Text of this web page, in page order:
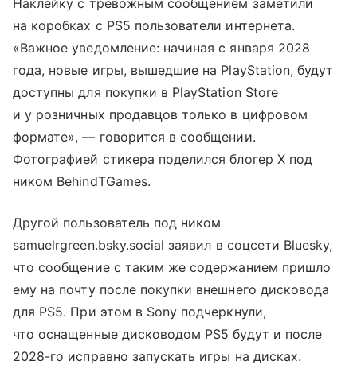
на коробках с PS5 пользователи интернета.
«Важное уведомление: начиная с января 2028
года, новые игры, вышедшие на PlayStation, будут
доступны для покупки в PlayStation Store
и у розничных продавцов только в цифровом
формате», — говорится в сообщении.
Фотографией стикера поделился блогер X под
ником BehindTGames.
Другой пользователь под ником
samuelrgreen.bsky.social заявил в соцсети Bluesky,
что сообщение с таким же содержанием пришло
ему на почту после покупки внешнего дисковода
для PS5. При этом в Sony подчеркнули,
что оснащенные дисководом PS5 будут и после
2028-го исправно запускать игры на дисках.